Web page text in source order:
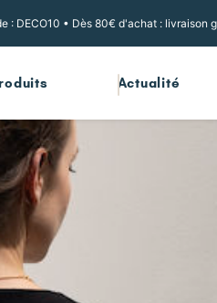
: DECO10 • Dès 80€ d'achat : livraison
Actualité